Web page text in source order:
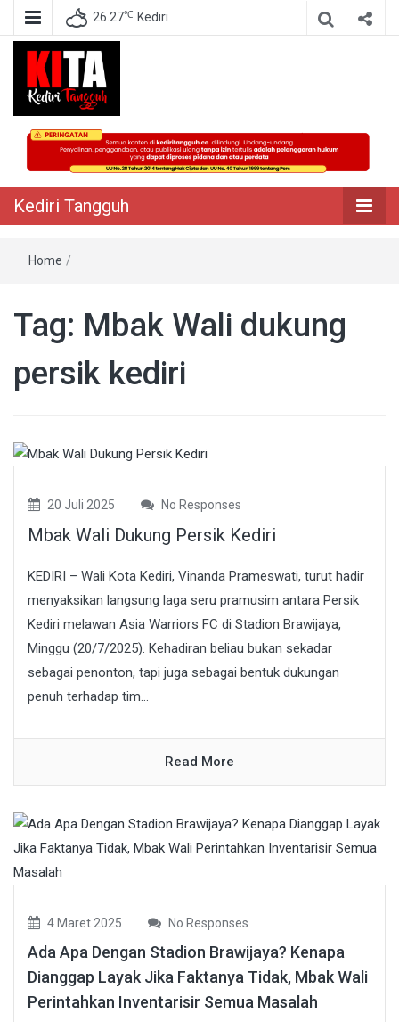
26.27℃ Kediri
Kediri Tangguh
Berita Akurat Terpercaya
Kediri Tangguh
Home /
Tag: Mbak Wali dukung
persik kediri
20 Juli 2025 No Responses
Mbak Wali Dukung Persik Kediri
KEDIRI – Wali Kota Kediri, Vinanda Prameswati, turut hadir
menyaksikan langsung laga seru pramusim antara Persik
Kediri melawan Asia Warriors FC di Stadion Brawijaya,
Minggu (20/7/2025). Kehadiran beliau bukan sekadar
sebagai penonton, tapi juga sebagai bentuk dukungan
penuh terhadap tim...
Read More
4 Maret 2025 No Responses
Ada Apa Dengan Stadion Brawijaya? Kenapa
Dianggap Layak Jika Faktanya Tidak, Mbak Wali
Perintahkan Inventarisir Semua Masalah